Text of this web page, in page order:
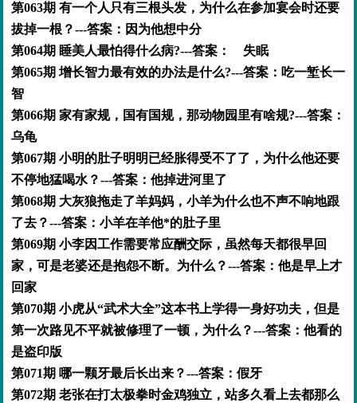
第063期 有一个人只有三根头发，为什么在参加宴会时还要
拔掉一根？---答案：因为他想中分
第064期 睡美人最怕得什么病?---答案： 失眠
第065期 增长智力最有效的办法是什么?---答案：吃一堑长一
智
第066期 家有家规，国有国规，那动物园里有啥规?---答案：
乌龟
第067期 小明的肚子明明已经胀得受不了了，为什么他还要
不停地猛喝水？---答案：他掉进河里了
第068期 大灰狼拖走了羊妈妈，小羊为什么也不声不响地跟
了去？---答案：小羊在羊他*的肚子里
第069期 小李因工作需要常应酬交际，虽然每天都很早回
家，可是老婆还是抱怨不断。为什么？---答案：他是早上才
回家
第070期 小虎从“武术大全”这本书上学得一身好功夫，但是
第一次路见不平就被修理了一顿，为什么？---答案：他看的
是盗印版
第071期 哪一颗牙最后长出来？---答案：假牙
第072期 老张在打太极拳时金鸡独立，站多久看上去都那么